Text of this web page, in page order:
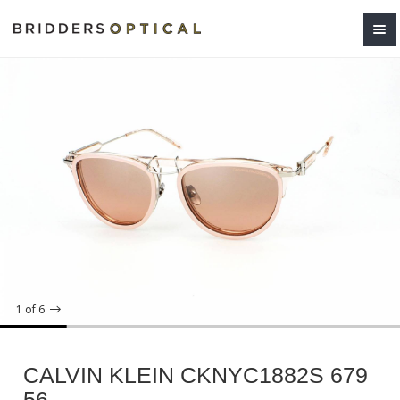
1 of 6
CALVIN KLEIN CKNYC1882S 679